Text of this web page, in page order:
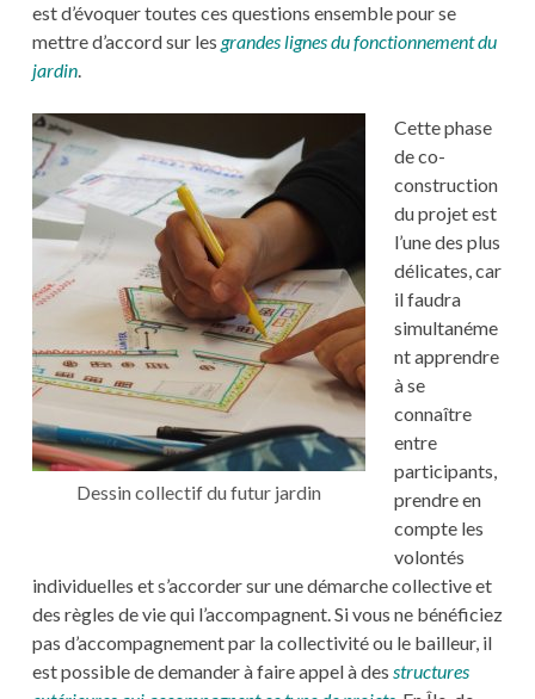
est d’évoquer toutes ces questions ensemble pour se
mettre d’accord sur les grandes lignes du fonctionnement du
jardin.
Dessin collectif du futur jardin
Cette phase
de co-
construction
du projet est
l’une des plus
délicates, car
il faudra
simultanéme
nt apprendre
à se
connaître
entre
participants,
prendre en
compte les
volontés
individuelles et s’accorder sur une démarche collective et
des règles de vie qui l’accompagnent. Si vous ne bénéficiez
pas d’accompagnement par la collectivité ou le bailleur, il
est possible de demander à faire appel à des structures